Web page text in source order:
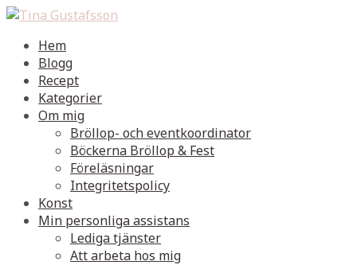
Hem
Blogg
Recept
Kategorier
Om mig
Bröllop- och eventkoordinator
Böckerna Bröllop & Fest
Föreläsningar
Integritetspolicy
Konst
Min personliga assistans
Lediga tjänster
Att arbeta hos mig